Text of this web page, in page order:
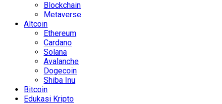
Blockchain
Metaverse
Altcoin
Ethereum
Cardano
Solana
Avalanche
Dogecoin
Shiba Inu
Bitcoin
Edukasi Kripto